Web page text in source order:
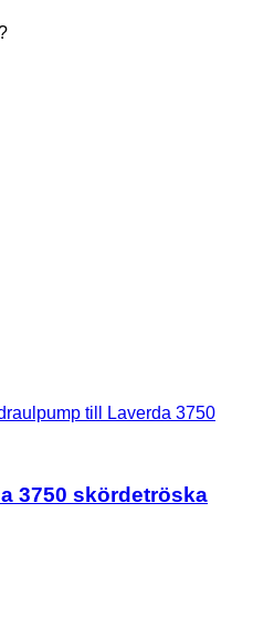
till Laverda 3750
3750 skördetröska